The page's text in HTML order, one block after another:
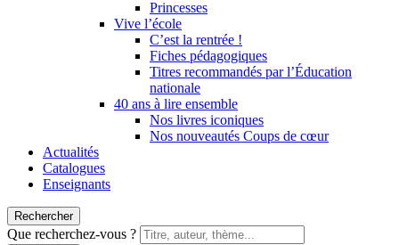
Princesses
Vive l’école
C’est la rentrée !
Fiches pédagogiques
Titres recommandés par l’Éducation
nationale
40 ans à lire ensemble
Nos livres iconiques
Nos nouveautés Coups de cœur
Actualités
Catalogues
Enseignants
Rechercher
Que recherchez-vous ?